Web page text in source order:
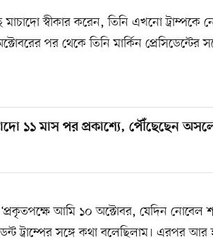
স্বীকার করেন, তিনি এখনো ট্রাম্পকে
পর থেকে তিনি মার্কিন
১১ মাস পর প্রকাশ্যে, পৌঁছেছেন
আমি ১০ অক্টোবর, যেদিন নোবেল
ট্রাম্পের সঙ্গে কথা বলেছিলাম। এরপর আর